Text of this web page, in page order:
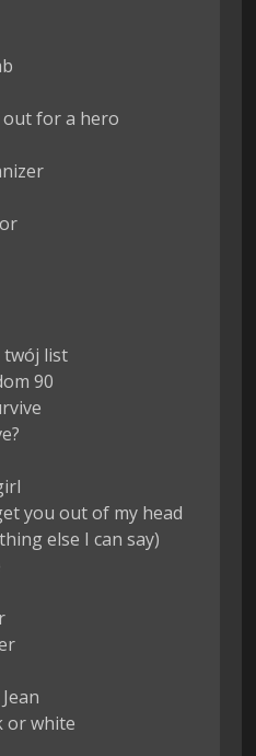
for a hero
twój list
90
you out of my head
else I can say)
or white